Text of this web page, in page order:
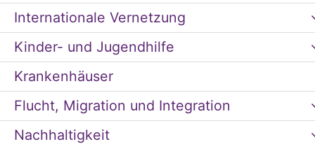
Internationale Vernetzung
Kinder- und Jugendhilfe
Krankenhäuser
Flucht, Migration und Integration
Nachhaltigkeit